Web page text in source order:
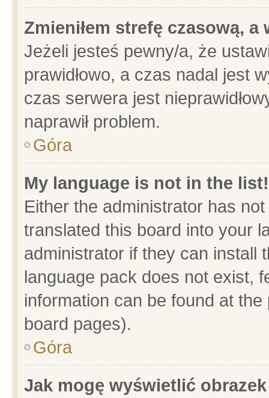
Zmieniłem strefę czasową,
Jeżeli jesteś pewny/a, że
prawidłowo, a czas nadal jest
czas serwera jest
naprawił problem.
Góra
My language is not in the list!
Either the administrator has
translated this board into your
administrator if they can install
language pack does not exist,
information can be found at
board pages).
Góra
Jak mogę wyświetlić